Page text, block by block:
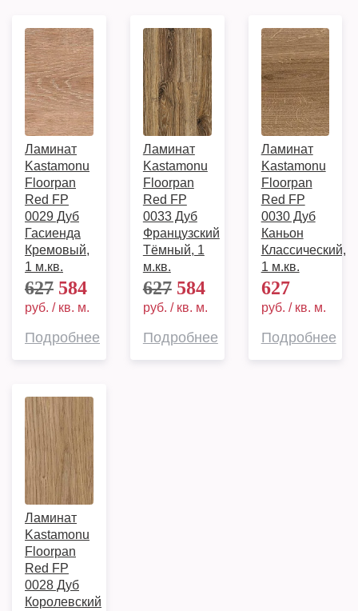
Ламинат
Kastamonu
Floorpan
Red FP
0029 Дуб
Гасиенда
Кремовый,
1 м.кв.
627 584
руб. / кв. м.
Подробнее
Ламинат
Kastamonu
Floorpan
Red FP
0033 Дуб
Французский
Тёмный, 1
м.кв.
627584
руб. / кв. м.
Подробнее
Ламинат
Kastamonu
Floorpan
Red FP
0030 Дуб
Каньон
Классический,
1 м.кв.
627
руб. / кв. м.
Подробнее
Ламинат
Kastamonu
Floorpan
Red FP
0028 Дуб
Королевский